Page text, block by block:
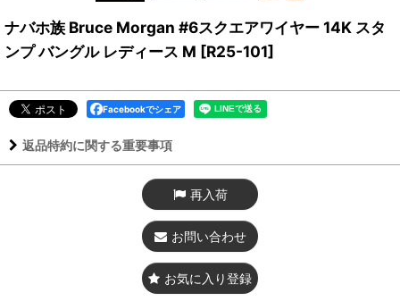
ナバホ族 Bruce Morgan #6スクエアワイヤー 14K スタ
ンプ バングル レディース M [R25-101]
Facebookでシェア
返品特約に関する重要事項
再入荷
お問い合わせ
お気に入り登録